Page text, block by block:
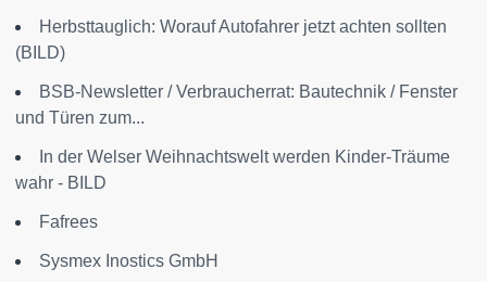
Herbsttauglich: Worauf Autofahrer jetzt achten sollten
(BILD)
BSB-Newsletter / Verbraucherrat: Bautechnik / Fenster
und Türen zum...
In der Welser Weihnachtswelt werden Kinder-Träume
wahr - BILD
Fafrees
Sysmex Inostics GmbH